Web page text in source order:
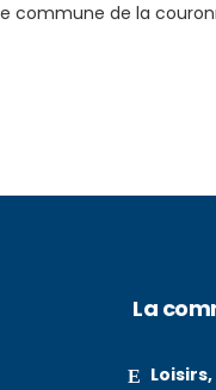
commune de la
La